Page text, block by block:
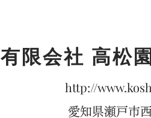
有限会社 高松
http://
愛知県瀬戸市